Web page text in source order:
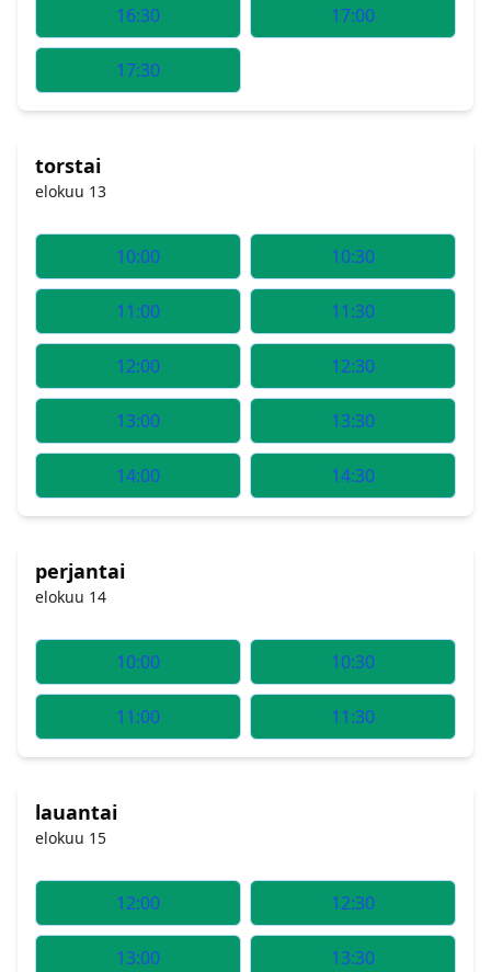
16:30 17:00
17:30
torstai
elokuu 13
10:00 10:30
11:00 11:30
12:00 12:30
13:00 13:30
14:00 14:30
perjantai
elokuu 14
10:00 10:30
11:00 11:30
lauantai
elokuu 15
12:00 12:30
13:00 13:30